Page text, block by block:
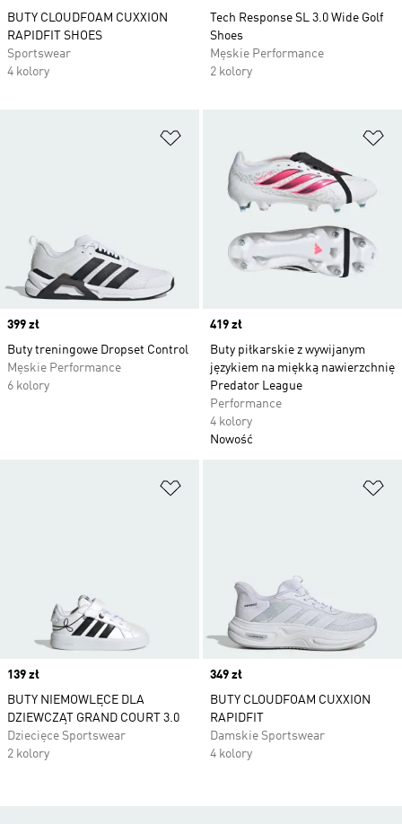
BUTY CLOUDFOAM CUXXION
RAPIDFIT SHOES
Sportswear
4 kolory
Tech Response SL 3.0 Wide Golf
Shoes
Męskie Performance
2 kolory
Price
399 zł
Buty treningowe Dropset Control
Męskie Performance
6 kolory
Price
419 zł
Buty piłkarskie z wywijanym
językiem na miękką nawierzchnię
Predator League
Performance
4 kolory
Nowość
Price
139 zł
BUTY NIEMOWLĘCE DLA
DZIEWCZĄT GRAND COURT 3.0
Dziecięce Sportswear
2 kolory
Price
349 zł
BUTY CLOUDFOAM CUXXION
RAPIDFIT
Damskie Sportswear
4 kolory